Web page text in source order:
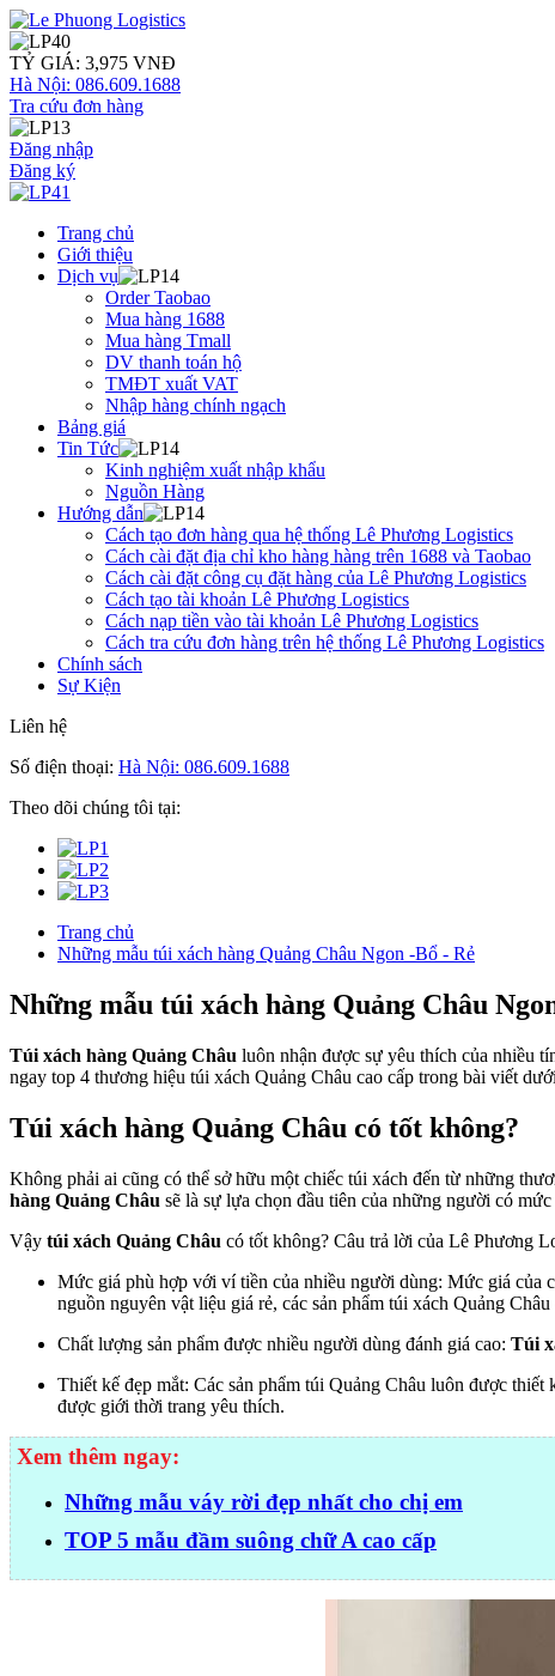
TỶ GIÁ: 3,975 VNĐ
Hà Nội: 086.609.1688
Tra cứu đơn hàng
Đăng nhập
Đăng ký
Trang chủ
Giới thiệu
Dịch vụ
Order Taobao
Mua hàng 1688
Mua hàng Tmall
DV thanh toán hộ
TMĐT xuất VAT
Nhập hàng chính ngạch
Bảng giá
Tin Tức
Kinh nghiệm xuất nhập khẩu
Nguồn Hàng
Hướng dẫn
Cách tạo đơn hàng qua hệ thống Lê Phương Logistics
Cách cài đặt địa chỉ kho hàng hàng trên 1688 và Taobao
Cách cài đặt công cụ đặt hàng của Lê Phương Logistics
Cách tạo tài khoản Lê Phương Logistics
Cách nạp tiền vào tài khoản Lê Phương Logistics
Cách tra cứu đơn hàng trên hệ thống Lê Phương Logistics
Chính sách
Sự Kiện
Liên hệ
Số điện thoại: Hà Nội: 086.609.1688
Theo dõi chúng tôi tại:
Trang chủ
Những mẫu túi xách hàng Quảng Châu Ngon -Bổ - Rẻ
Những mẫu túi xách hàng Quảng Châu
Túi xách hàng Quảng Châu luôn nhận được sự yêu thích của nhiều
ngay top 4 thương hiệu túi xách Quảng Châu cao cấp trong bài viết
Túi xách hàng Quảng Châu có tốt không?
Không phải ai cũng có thể sở hữu một chiếc túi xách đến từ những
hàng Quảng Châu sẽ là sự lựa chọn đầu tiên của những người có
Vậy túi xách Quảng Châu có tốt không? Câu trả lời của Lê Phương
Mức giá phù hợp với ví tiền của nhiều người dùng: Mức giá của
nguồn nguyên vật liệu giá rẻ, các sản phẩm túi xách Quảng
Chất lượng sản phẩm được nhiều người dùng đánh giá cao: Túi
Thiết kế đẹp mắt: Các sản phẩm túi Quảng Châu luôn được
được giới thời trang yêu thích.
Xem thêm ngay:
Những mẫu váy rời đẹp nhất cho chị em
TOP 5 mẫu đầm suông chữ A cao cấp